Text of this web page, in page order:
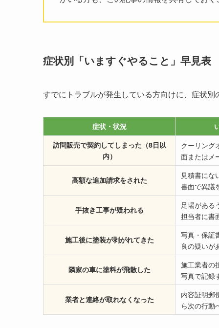
症状別「いますぐやること」早見表
すでにトラブルが発生している方向けに、症状別
症状・状況
訪問販売で契約してしまった（8日以
内）
クーリング
面またはメ
高額な追加請求をされた
見積書にな
書面で異議
手抜き工事が疑われる
足場がある
担当者に書
施工後に塗装が剥がれてきた
写真・保証
良の疑いが
隣家の車に塗料が飛散した
施工業者の
写真で記録
業者と連絡が取れなくなった
内容証明郵
ら次の行動